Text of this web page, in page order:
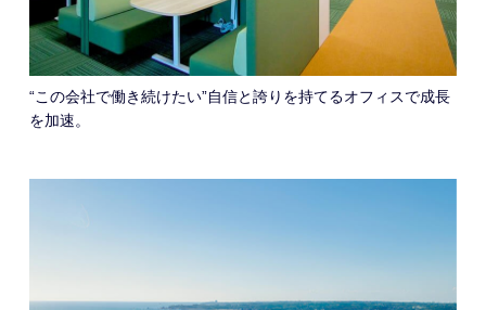
“この会社で働き続けたい”自信と誇りを持てるオフィスで成長
を加速。